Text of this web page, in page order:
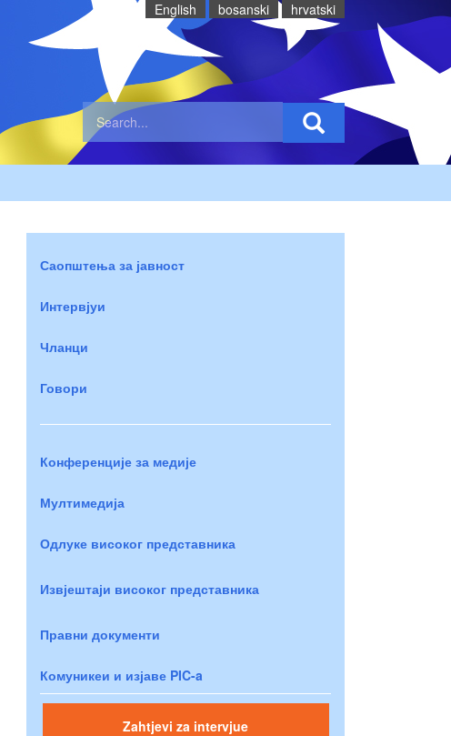
English bosanski hrvatski
Саопштења за јавност
Интервјуи
Чланци
Говори
Конференције за медије
Мултимедија
Одлуке високог представника
Извјештаји високог представника
Правни документи
Комуникеи и изјаве PIC-a
Zahtjevi za intervjue